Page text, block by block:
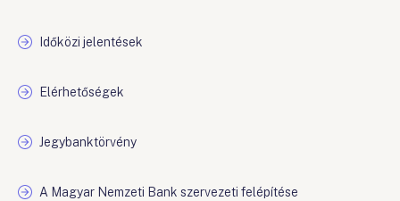
Időközi jelentések
Elérhetőségek
Jegybanktörvény
A Magyar Nemzeti Bank szervezeti felépítése